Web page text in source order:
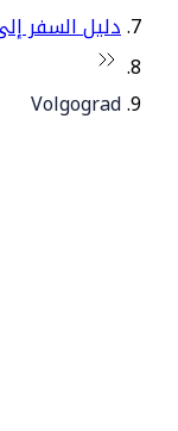
دليل السفر
Volgograd